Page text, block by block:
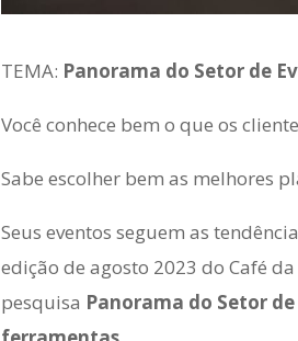
TEMA: Panorama do Setor de
Você conhece bem o que os
Sabe escolher bem as melhores
Seus eventos seguem as
edição de agosto 2023 do Café
pesquisa Panorama do Setor